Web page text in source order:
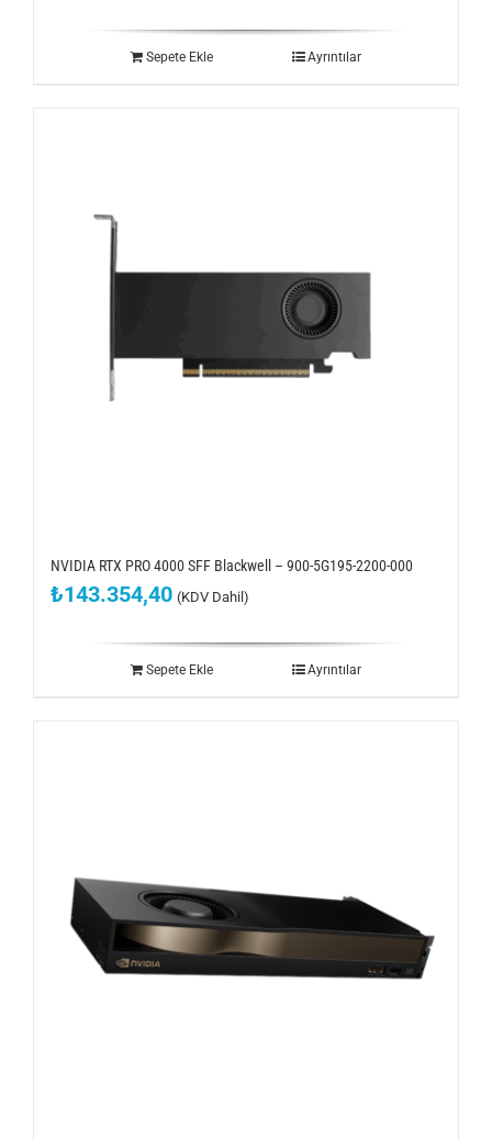
Sepete Ekle Ayrıntılar
NVIDIA RTX PRO 4000 SFF Blackwell – 900-5G195-2200-000
₺143.354,40 (KDV Dahil)
Sepete Ekle Ayrıntılar